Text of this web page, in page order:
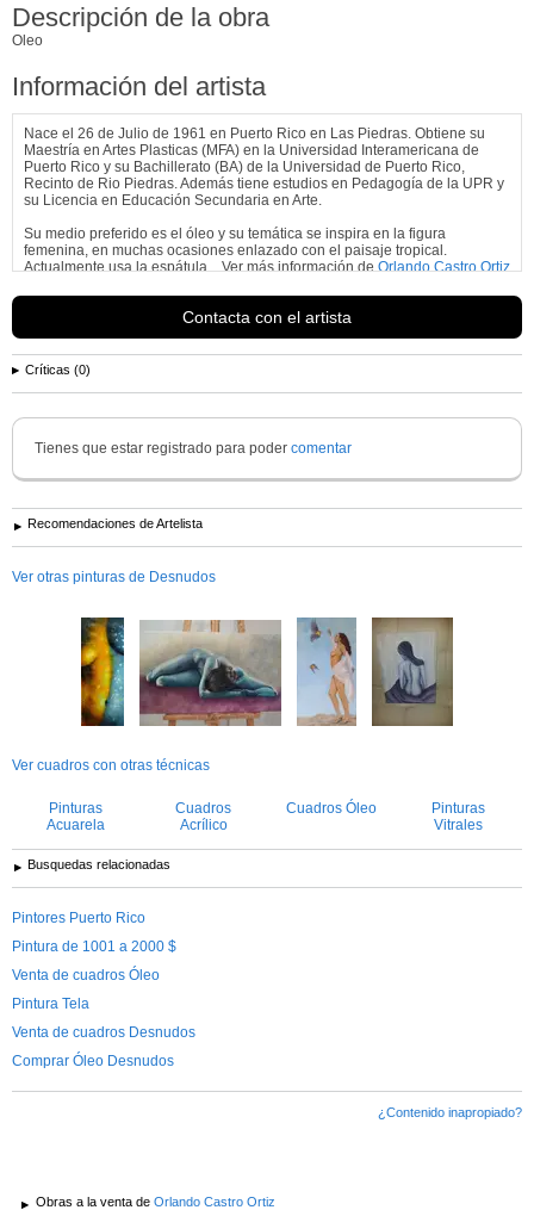
Descripción de la obra
Oleo
Información del artista
Nace el 26 de Julio de 1961 en Puerto Rico en Las Piedras. Obtiene su
Maestría en Artes Plasticas (MFA) en la Universidad Interamericana de
Puerto Rico y su Bachillerato (BA) de la Universidad de Puerto Rico,
Recinto de Rio Piedras. Además tiene estudios en Pedagogía de la UPR y
su Licencia en Educación Secundaria en Arte.
Su medio preferido es el óleo y su temática se inspira en la figura
femenina, en muchas ocasiones enlazado con el paisaje tropical.
Actualmente usa la espátula
Ver más información de Orlando Castro Ortiz
Contacta con el artista
Críticas (0)
Tienes que estar registrado para poder comentar
Recomendaciones de Artelista
Ver otras pinturas de Desnudos
Ver cuadros con otras técnicas
Pinturas
Acuarela
Cuadros
Acrílico
Cuadros Óleo
Pinturas
Vitrales
Busquedas relacionadas
Pintores Puerto Rico
Pintura de 1001 a 2000 $
Venta de cuadros Óleo
Pintura Tela
Venta de cuadros Desnudos
Comprar Óleo Desnudos
¿Contenido inapropiado?
Obras a la venta de Orlando Castro Ortiz